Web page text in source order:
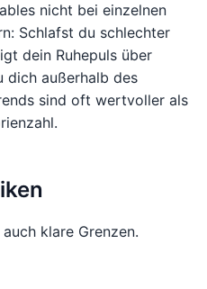
nicht bei einzelnen
Schlafst du schlechter
dein Ruhepuls über
dich außerhalb des
sind oft wertvoller als
klare Grenzen.